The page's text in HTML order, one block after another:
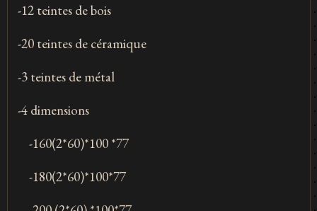
-12 teintes de bois
-20 teintes de céramique
-3 teintes de métal
-4 dimensions
-160(2*60)*100 *77
-180(2*60)*100*77